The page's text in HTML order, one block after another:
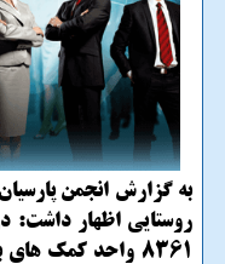
به گزارش انجمن
روستایی اظهار داشت: